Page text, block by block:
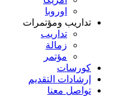
اوروبا
تداريب ومؤتمرات
تداريب
زمالة
مؤتمر
كورسات
إرشادات التقديم
تواصل معنا